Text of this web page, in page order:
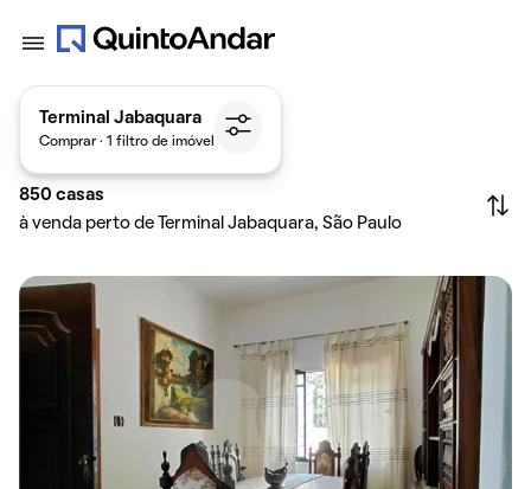
Terminal Jabaquara
Comprar · 1 filtro de imóvel
850 casas
à venda perto de Terminal Jabaquara, São Paulo